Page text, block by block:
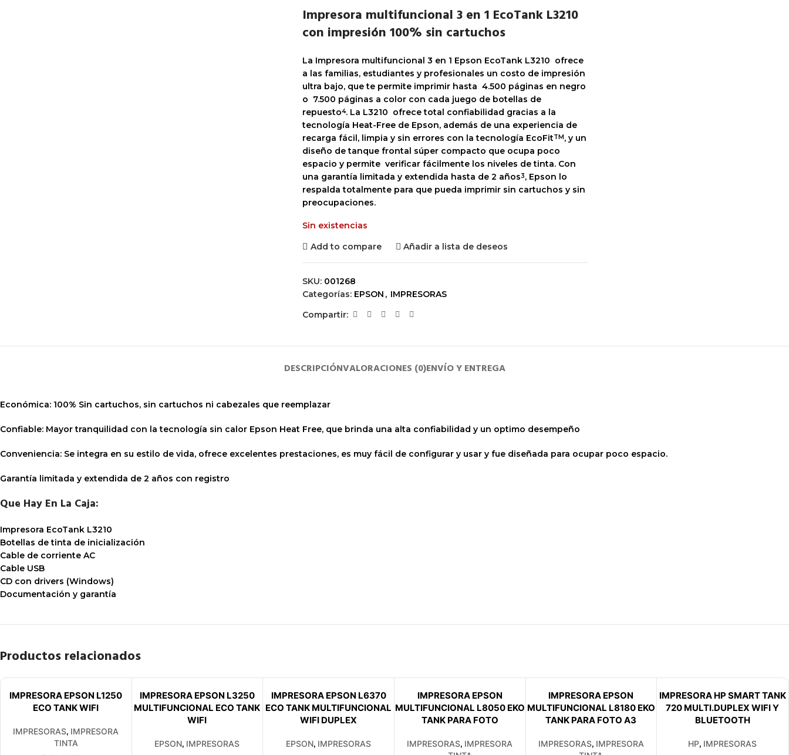
Impresora multifuncional 3 en 1 EcoTank L3210
con impresión 100% sin cartuchos
La Impresora multifuncional 3 en 1 Epson EcoTank L3210 ofrece
a las familias, estudiantes y profesionales un costo de impresión
ultra bajo, que te permite imprimir hasta 4.500 páginas en negro
o 7.500 páginas a color con cada juego de botellas de
repuesto4. La L3210 ofrece total confiabilidad gracias a la
tecnología Heat-Free de Epson, además de una experiencia de
recarga fácil, limpia y sin errores con la tecnología EcoFitTM , y un
diseño de tanque frontal súper compacto que ocupa poco
espacio y permite verificar fácilmente los niveles de tinta. Con
una garantía limitada y extendida hasta de 2 años3, Epson lo
respalda totalmente para que pueda imprimir sin cartuchos y sin
preocupaciones.
Sin existencias
Add to compare
Añadir a lista de deseos
SKU: 001268
Categorías: EPSON , IMPRESORAS
Compartir:
DESCRIPCIÓNVALORACIONES (0)ENVÍO Y ENTREGA
Económica: 100% Sin cartuchos, sin cartuchos ni cabezales que reemplazar
Confiable: Mayor tranquilidad con la tecnología sin calor Epson Heat Free, que brinda una alta confiabilidad y un optimo desempeño
Conveniencia: Se integra en su estilo de vida, ofrece excelentes prestaciones, es muy fácil de configurar y usar y fue diseñada para ocupar poco espacio.
Garantía limitada y extendida de 2 años con registro
Que Hay En La Caja:
Impresora EcoTank L3210
Botellas de tinta de inicialización
Cable de corriente AC
Cable USB
CD con drivers (Windows)
Documentación y garantía
Productos relacionados
VENDIDO
IMPRESORA EPSON L1250
ECO TANK WIFI
IMPRESORAS, IMPRESORA
TINTA
VENDIDO
IMPRESORA EPSON L3250
MULTIFUNCIONAL ECO TANK
WIFI
EPSON, IMPRESORAS
VENDIDO
IMPRESORA EPSON L6370
ECO TANK MULTIFUNCIONAL
WIFI DUPLEX
EPSON, IMPRESORAS
VENDIDO
IMPRESORA EPSON
MULTIFUNCIONAL L8050 EKO
TANK PARA FOTO
IMPRESORAS, IMPRESORA
VENDIDO
IMPRESORA EPSON
MULTIFUNCIONAL L8180 EKO
TANK PARA FOTO A3
IMPRESORAS, IMPRESORA
VENDIDO
IMPRESORA HP SMART TANK
720 MULTI.DUPLEX WIFI Y
BLUETOOTH
HP, IMPRESORAS